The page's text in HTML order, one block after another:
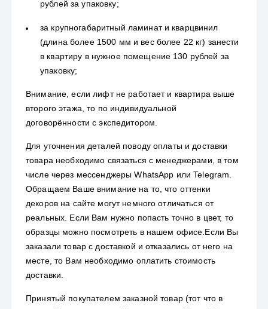
рублей за упаковку;
за крупногабаритный ламинат и кварцвинил
(длина более 1500 мм и вес более 22 кг) занести
в квартиру в нужное помещение 130 рублей за
упаковку;
Внимание, если лифт не работает и квартира выше
второго этажа, то по индивидуальной
договорённости с экспедитором.
Для уточнения деталей поводу оплаты и доставки
товара необходимо связаться с менеджерами, в том
числе через мессенджеры WhatsApp или Telegram.
Обращаем Ваше внимание на то, что оттенки
декоров на сайте могут немного отличаться от
реальных. Если Вам нужно попасть точно в цвет, то
образцы можно посмотреть в нашем офисе.Если Вы
заказали товар с доставкой и отказались от него на
месте, то Вам необходимо оплатить стоимость
доставки.
Принятый покупателем заказной товар (тот что в